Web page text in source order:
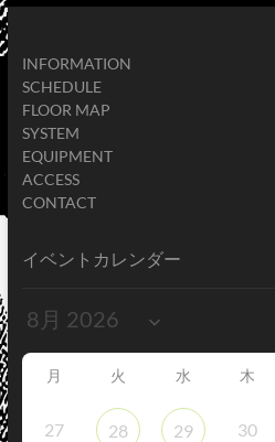
INFORMATION
SCHEDULE
FLOOR MAP
SYSTEM
EQUIPMENT
ACCESS
CONTACT
イベントカレンダー
月 火 水 木
27 28 29 30